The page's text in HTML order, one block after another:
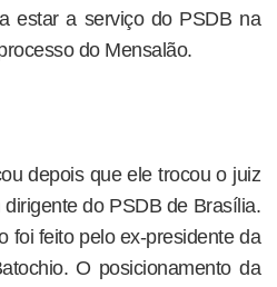
estar a serviço do PSDB na
do Mensalão.
depois que ele trocou o juiz
do PSDB de Brasília.
foi feito pelo ex-presidente da
O posicionamento da